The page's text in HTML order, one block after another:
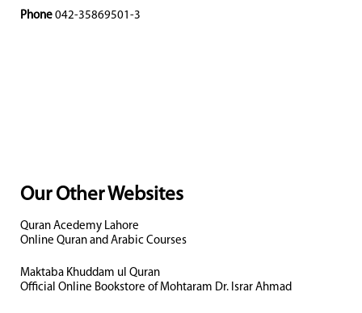
Phone 042-35869501-3
Our Other Websites
Quran Acedemy Lahore
Online Quran and Arabic Courses
Maktaba Khuddam ul Quran
Official Online Bookstore of Mohtaram Dr. Israr Ahmad